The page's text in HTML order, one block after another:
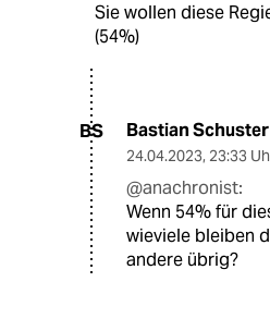
Sie wollen diese
(54%)
BS Bastian Schuster
24.04.2023, 23:33
@anachronist:
Wenn 54% für
wieviele bleiben
andere übrig?